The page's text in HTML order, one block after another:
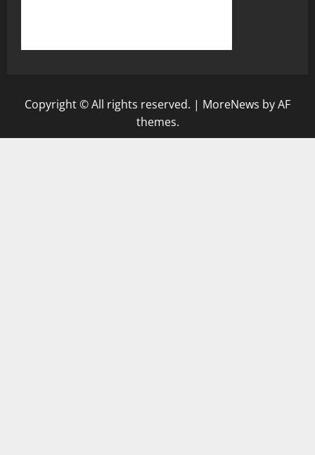
Copyright © All rights reserved. | MoreNews by AF
themes.